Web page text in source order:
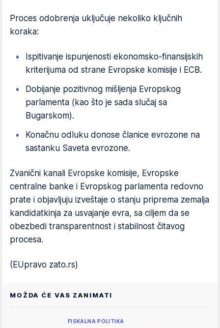
Proces odobrenja uključuje nekoliko ključnih
koraka:
Ispitivanje ispunjenosti ekonomsko-finansijskih
kriterijuma od strane Evropske komisije i ECB.
Dobijanje pozitivnog mišljenja Evropskog
parlamenta (kao što je sada slučaj sa
Bugarskom).
Konačnu odluku donose članice evrozone na
sastanku Saveta evrozone.
Zvanični kanali Evropske komisije, Evropske
centralne banke i Evropskog parlamenta redovno
prate i objavljuju izveštaje o stanju priprema zemalja
kandidatkinja za usvajanje evra, sa ciljem da se
obezbedi transparentnost i stabilnost čitavog
procesa.
(EUpravo zato.rs)
MOŽDA ĆE VAS ZANIMATI
FISKALNA POLITIKA